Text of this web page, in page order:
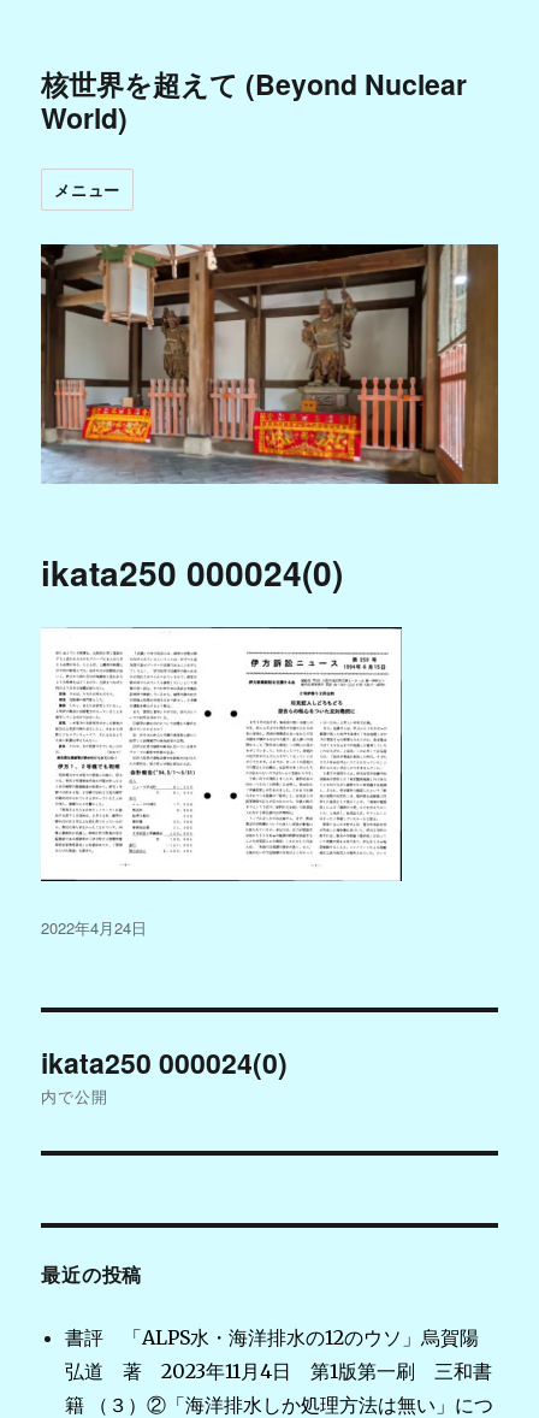
核世界を超えて (Beyond Nuclear
World)
メニュー
ikata250 000024(0)
投
2022年4月24日
稿
ゲ
ー
シ
ョ
ikata250 000024(0)
内で公開
最近の投稿
書評 「ALPS水・海洋排水の12のウソ」烏賀陽
弘道 著 2023年11月4日 第1版第一刷 三和書
籍 （３）②「海洋排水しか処理方法は無い」につ